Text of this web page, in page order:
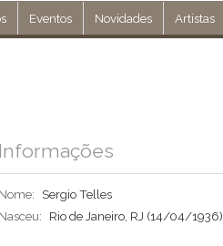
Eventos Novidades Artistas
Informações
Nome:
Sergio Telles
Nasceu:
Rio de Janeiro, RJ (14/04/1936)